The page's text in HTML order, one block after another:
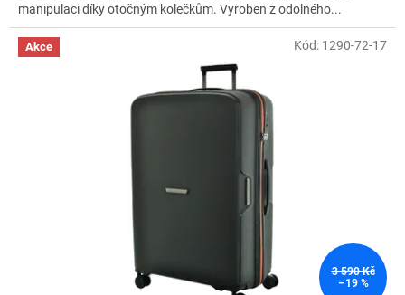
manipulaci díky otočným kolečkům. Vyroben z odolného...
Akce
3 590 Kč
–19 %
Kód: 1290-72-17